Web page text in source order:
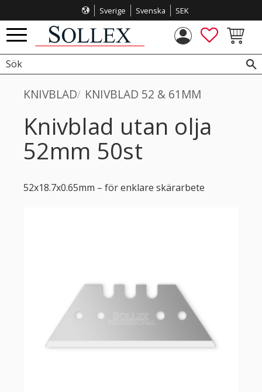
Meny
Sverige Svenska SEK
FAVORITER
KNIVBLAD KNIVBLAD 52 & 61MM
Knivblad utan olja
52mm 50st
52x18.7x0.65mm – för enklare skärarbete